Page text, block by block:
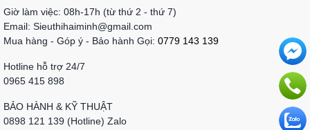
Giờ làm việc: 08h-17h (từ thứ 2 - thứ 7)
Email: Sieuthihaiminh@gmail.com
Mua hàng - Góp ý - Bảo hành Gọi: 0779 143 139
Hotline hỗ trợ 24/7
0965 415 898
BẢO HÀNH & KỸ THUẬT
0898 121 139 (Hotline) Zalo